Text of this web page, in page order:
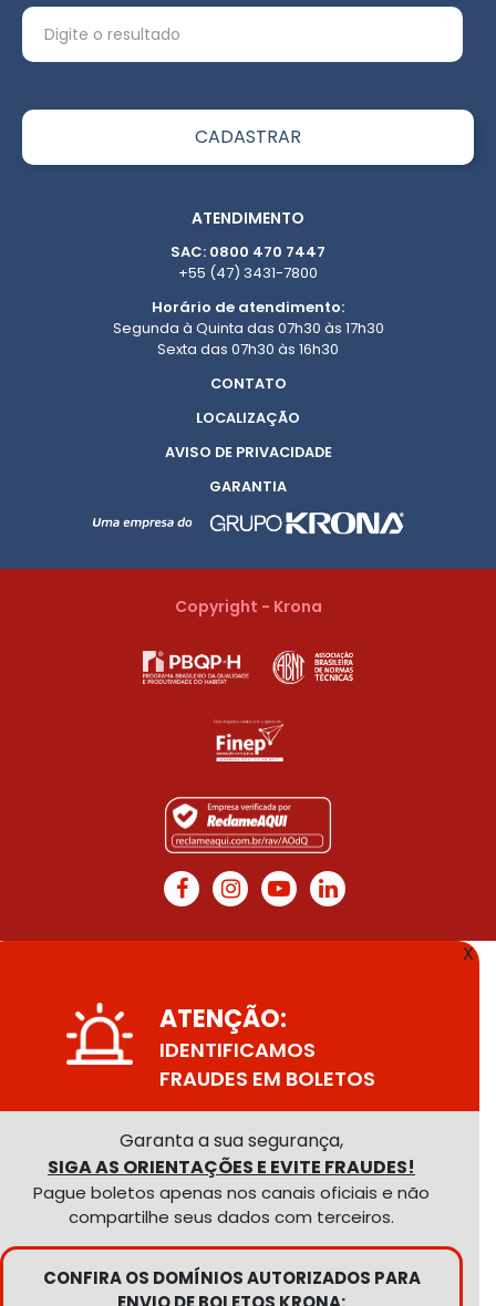
ATENDIMENTO
SAC: 0800 470 7447
+55 (47) 3431-7800
Horário de atendimento:
Segunda à Quinta das 07h30 às 17h30
Sexta das 07h30 às 16h30
CONTATO
LOCALIZAÇÃO
AVISO DE PRIVACIDADE
GARANTIA
Copyright - Krona
X
ATENÇÃO:
IDENTIFICAMOS
FRAUDES EM BOLETOS
Garanta a sua segurança,
SIGA AS ORIENTAÇÕES E EVITE FRAUDES!
Pague boletos apenas nos canais oficiais e não
compartilhe seus dados com terceiros.
CONFIRA OS DOMÍNIOS AUTORIZADOS PARA